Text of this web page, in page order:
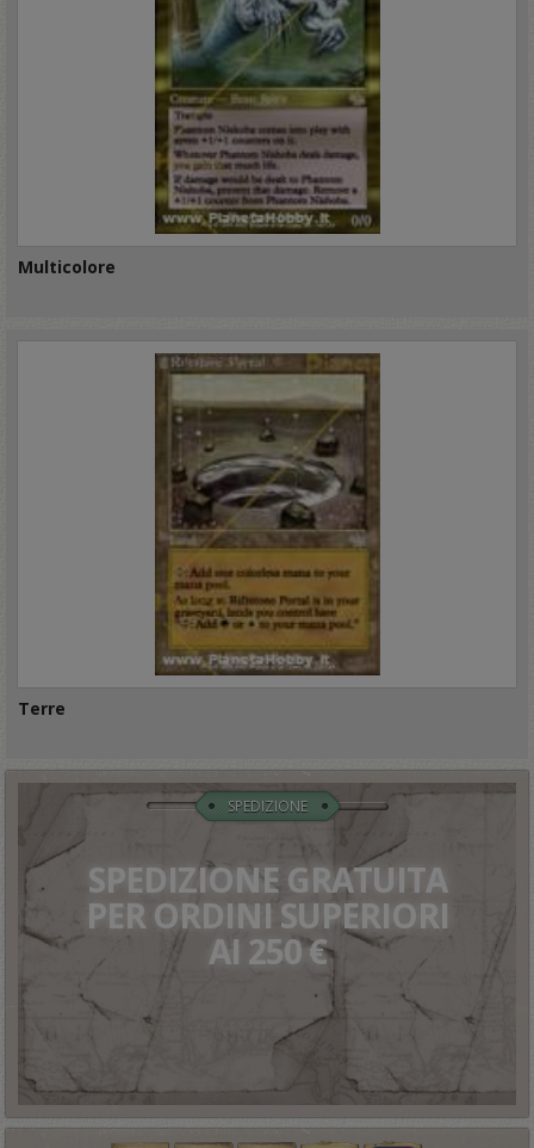
Multicolore
Terre
SPEDIZIONE
SPEDIZIONE GRATUITA
PER ORDINI SUPERIORI
AI 250 €